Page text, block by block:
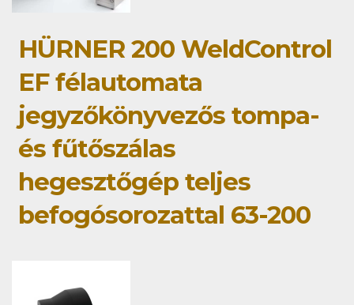
HÜRNER 200 WeldControl
EF félautomata
jegyzőkönyvezős tompa-
és fűtőszálas
hegesztőgép teljes
befogósorozattal 63-200